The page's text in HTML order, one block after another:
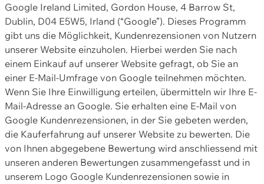
Google Ireland Limited, Gordon House, 4 Barrow St,
Dublin, D04 E5W5, Irland (“Google”). Dieses Programm
gibt uns die Möglichkeit, Kundenrezensionen von Nutzern
unserer Website einzuholen. Hierbei werden Sie nach
einem Einkauf auf unserer Website gefragt, ob Sie an
einer E-Mail-Umfrage von Google teilnehmen möchten.
Wenn Sie Ihre Einwilligung erteilen, übermitteln wir Ihre E-
Mail-Adresse an Google. Sie erhalten eine E-Mail von
Google Kundenrezensionen, in der Sie gebeten werden,
die Kauferfahrung auf unserer Website zu bewerten. Die
von Ihnen abgegebene Bewertung wird anschliessend mit
unseren anderen Bewertungen zusammengefasst und in
unserem Logo Google Kundenrezensionen sowie in